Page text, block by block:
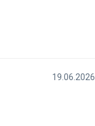
19.06.2026